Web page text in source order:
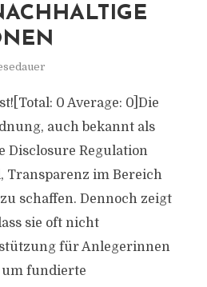
0 Average: 0]Die
auch bekannt als
Disclosure Regulation
Transparenz im Bereich
schaffen. Dennoch zeigt
sie oft nicht
für Anlegerinnen
um fundierte